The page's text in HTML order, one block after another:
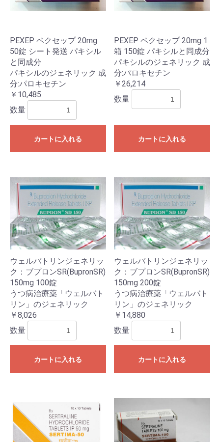
PEXEP ペクセップ 20mg
50錠 シート発送 パキシル
と同成分
パキシルのジェネリック 成
分:パロキセチン
￥10,485
数量
カートに入れる
PEXEP ペクセップ 20mg 1
箱 150錠 パキシルと同成分
パキシルのジェネリック 成
分:パロキセチン
￥26,214
数量
カートに入れる
ウェルバトリンジェネリッ
ク：ブプロンSR(BupronSR)
150mg 100錠
うつ病治療薬「ウェルバト
リン」のジェネリック
￥8,026
数量
カートに入れる
ウェルバトリンジェネリッ
ク：ブプロンSR(BupronSR)
150mg 200錠
うつ病治療薬「ウェルバト
リン」のジェネリック
￥14,880
数量
カートに入れる